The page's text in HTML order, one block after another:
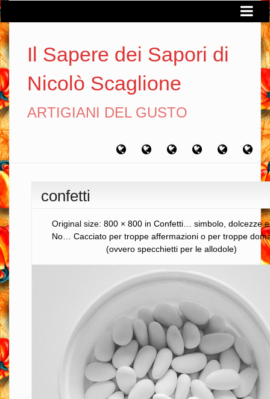
Il Sapere dei Sapori di
Nicolò Scaglione
ARTIGIANI DEL GUSTO
Home Chi
ArtigianiViaggi Filosofia
confetti
Original size: 800 × 800in Confetti… simbolo, dolcezze
No… Cacciato per troppe affermazioni o per troppe
(ovvero specchietti per le allodole)